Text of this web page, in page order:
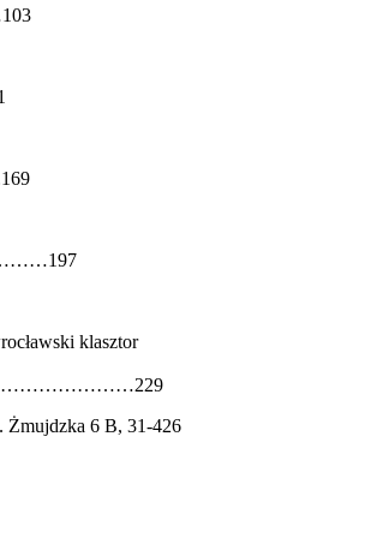
klasztor
Żmujdzka 6 B, 31-426